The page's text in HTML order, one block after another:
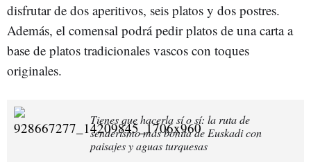
disfrutar de dos aperitivos, seis platos y dos postres.
Además, el comensal podrá pedir platos de una carta a
base de platos tradicionales vascos con toques
originales.
Tienes que hacerla sí o sí: la ruta de
senderismo más bonita de Euskadi con
paisajes y aguas turquesas